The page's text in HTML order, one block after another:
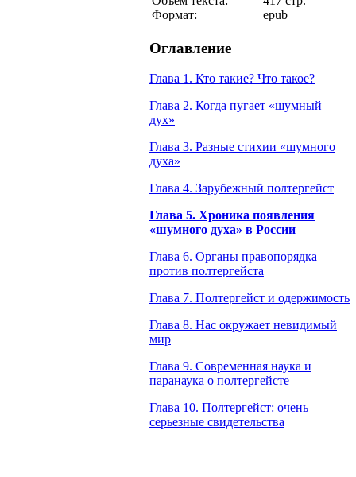
Формат:
epub
Оглавление
Глава 1. Кто такие? Что такое?
Глава 2. Когда пугает «шумный
дух»
Глава 3. Разные стихии «шумного
духа»
Глава 4. Зарубежный полтергейст
Глава 5. Хроника появления
«шумного духа» в России
Глава 6. Органы правопорядка
против полтергейста
Глава 7. Полтергейст и одержимость
Глава 8. Нас окружает невидимый
мир
Глава 9. Современная наука и
паранаука о полтергейсте
Глава 10. Полтергейст: очень
серьезные свидетельства